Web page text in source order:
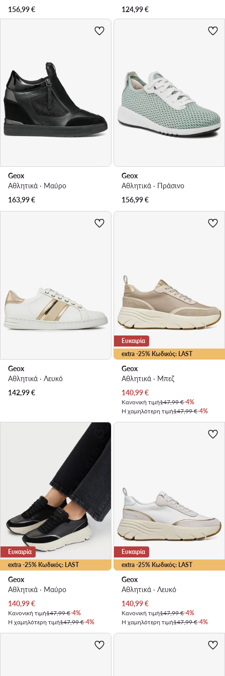
156,99€
124,99€
Geox
Αθλητικά · Μαύρο
163,99€
Geox
Αθλητικά · Πράσινο
156,99€
Geox
Αθλητικά · Λευκό
142,99€
extra -25% Κωδικός: LAST
Ευκαιρία
Geox
Αθλητικά · Μπεζ
Τρέχουσα τιμή
140,99€
Κανονική τιμή147,99 €-4%
Η χαμηλότερη τιμή147,99 €-4%
extra -25% Κωδικός: LAST
Ευκαιρία
Geox
Αθλητικά · Μαύρο
Τρέχουσα τιμή
140,99€
Κανονική τιμή147,99 €-4%
Η χαμηλότερη τιμή147,99 €-4%
extra -25% Κωδικός: LAST
Ευκαιρία
Geox
Αθλητικά · Λευκό
Τρέχουσα τιμή
140,99€
Κανονική τιμή147,99 €-4%
Η χαμηλότερη τιμή147,99 €-4%